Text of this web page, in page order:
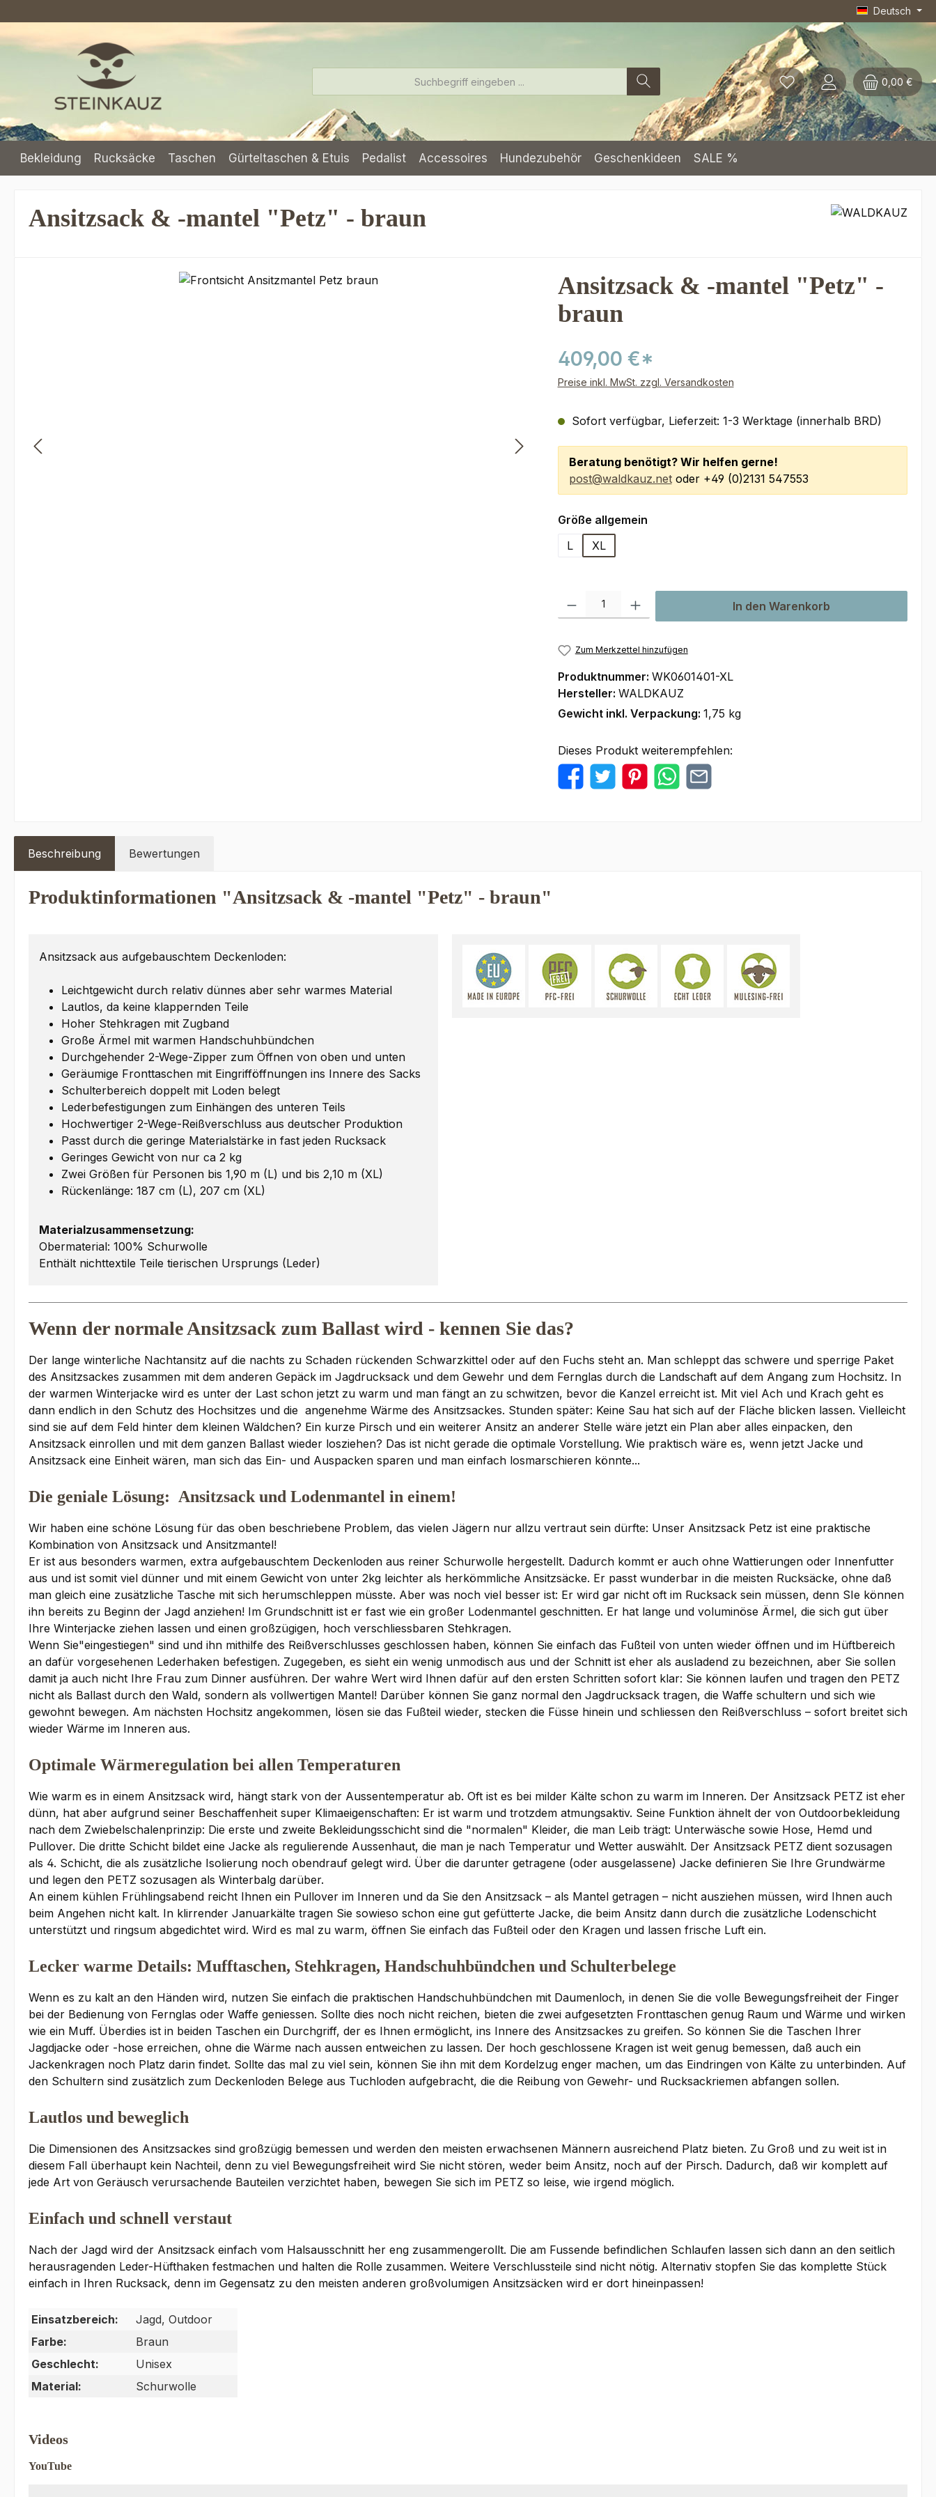
Deutsch
0,00 €
Bekleidung Rucksäcke Taschen Gürteltaschen & Etuis Pedalist Accessoires Hundezubehör Geschenkideen SALE %
Ansitzsack & -mantel "Petz" - braun
Ansitzsack & -mantel "Petz" -
braun
409,00 €*
Preise inkl. MwSt. zzgl. Versandkosten
Sofort verfügbar, Lieferzeit: 1-3 Werktage (innerhalb BRD)
Beratung benötigt? Wir helfen gerne!
post@waldkauz.netoder +49 (0)2131 547553
Größe allgemeinauswählen
L
XL
Produkt Anzahl: Gib den gewünschten Wert ein oder benutze die Schaltflächen
In den Warenkorb
Zum Merkzettel hinzufügen
Produktnummer: WK0601401-XL
Hersteller: WALDKAUZ
Gewicht inkl. Verpackung: 1,75 kg
Dieses Produkt weiterempfehlen:
Beschreibung Bewertungen
Produktinformationen "Ansitzsack & -mantel "Petz" - braun"
Ansitzsack aus aufgebauschtem Deckenloden:
Leichtgewicht durch relativ dünnes aber sehr warmes Material
Lautlos, da keine klappernden Teile
Hoher Stehkragen mit Zugband
Große Ärmel mit warmen Handschuhbündchen
Durchgehender 2-Wege-Zipper zum Öffnen von oben und unten
Geräumige Fronttaschen mit Eingrifföffnungen ins Innere des Sacks
Schulterbereich doppelt mit Loden belegt
Lederbefestigungen zum Einhängen des unteren Teils
Hochwertiger 2-Wege-Reißverschluss aus deutscher Produktion
Passt durch die geringe Materialstärke in fast jeden Rucksack
Geringes Gewicht von nur ca 2 kg
Zwei Größen für Personen bis 1,90 m (L) und bis 2,10 m (XL)
Rückenlänge: 187 cm (L), 207 cm (XL)
Materialzusammensetzung:
Obermaterial: 100% Schurwolle
Enthält nichttextile Teile tierischen Ursprungs (Leder)
Wenn der normale Ansitzsack zum Ballast wird - kennen Sie das?
Der lange winterliche Nachtansitz auf die nachts zu Schaden rückenden Schwarzkittel oder auf den Fuchs steht an. Man schleppt das schwere und sperrige Paket
des Ansitzsackes zusammen mit dem anderen Gepäck im Jagdrucksack und dem Gewehr und dem Fernglas durch die Landschaft auf dem Angang zum Hochsitz. In
der warmen Winterjacke wird es unter der Last schon jetzt zu warm und man fängt an zu schwitzen, bevor die Kanzel erreicht ist. Mit viel Ach und Krach geht es
dann endlich in den Schutz des Hochsitzes und die angenehme Wärme des Ansitzsackes. Stunden später: Keine Sau hat sich auf der Fläche blicken lassen. Vielleicht
sind sie auf dem Feld hinter dem kleinen Wäldchen? Ein kurze Pirsch und ein weiterer Ansitz an anderer Stelle wäre jetzt ein Plan aber alles einpacken, den
Ansitzsack einrollen und mit dem ganzen Ballast wieder losziehen? Das ist nicht gerade die optimale Vorstellung. Wie praktisch wäre es, wenn jetzt Jacke und
Ansitzsack eine Einheit wären, man sich das Ein- und Auspacken sparen und man einfach losmarschieren könnte...
Die geniale Lösung: Ansitzsack und Lodenmantel in einem!
Wir haben eine schöne Lösung für das oben beschriebene Problem, das vielen Jägern nur allzu vertraut sein dürfte: Unser Ansitzsack Petz ist eine praktische
Kombination von Ansitzsack und Ansitzmantel!
Er ist aus besonders warmen, extra aufgebauschtem Deckenloden aus reiner Schurwolle hergestellt. Dadurch kommt er auch ohne Wattierungen oder Innenfutter
aus und ist somit viel dünner und mit einem Gewicht von unter 2kg leichter als herkömmliche Ansitzsäcke. Er passt wunderbar in die meisten Rucksäcke, ohne daß
man gleich eine zusätzliche Tasche mit sich herumschleppen müsste. Aber was noch viel besser ist: Er wird gar nicht oft im Rucksack sein müssen, denn SIe können
ihn bereits zu Beginn der Jagd anziehen! Im Grundschnitt ist er fast wie ein großer Lodenmantel geschnitten. Er hat lange und voluminöse Ärmel, die sich gut über
Ihre Winterjacke ziehen lassen und einen großzügigen, hoch verschliessbaren Stehkragen.
Wenn Sie"eingestiegen" sind und ihn mithilfe des Reißverschlusses geschlossen haben, können Sie einfach das Fußteil von unten wieder öffnen und im Hüftbereich
an dafür vorgesehenen Lederhaken befestigen. Zugegeben, es sieht ein wenig unmodisch aus und der Schnitt ist eher als ausladend zu bezeichnen, aber Sie sollen
damit ja auch nicht Ihre Frau zum Dinner ausführen. Der wahre Wert wird Ihnen dafür auf den ersten Schritten sofort klar: Sie können laufen und tragen den PETZ
nicht als Ballast durch den Wald, sondern als vollwertigen Mantel! Darüber können Sie ganz normal den Jagdrucksack tragen, die Waffe schultern und sich wie
gewohnt bewegen. Am nächsten Hochsitz angekommen, lösen sie das Fußteil wieder, stecken die Füsse hinein und schliessen den Reißverschluss – sofort breitet sich
wieder Wärme im Inneren aus.
Optimale Wärmeregulation bei allen Temperaturen
Wie warm es in einem Ansitzsack wird, hängt stark von der Aussentemperatur ab. Oft ist es bei milder Kälte schon zu warm im Inneren. Der Ansitzsack PETZ ist eher
dünn, hat aber aufgrund seiner Beschaffenheit super Klimaeigenschaften: Er ist warm und trotzdem atmungsaktiv. Seine Funktion ähnelt der von Outdoorbekleidung
nach dem Zwiebelschalenprinzip: Die erste und zweite Bekleidungsschicht sind die "normalen" Kleider, die man Leib trägt: Unterwäsche sowie Hose, Hemd und
Pullover. Die dritte Schicht bildet eine Jacke als regulierende Aussenhaut, die man je nach Temperatur und Wetter auswählt. Der Ansitzsack PETZ dient sozusagen
als 4. Schicht, die als zusätzliche Isolierung noch obendrauf gelegt wird. Über die darunter getragene (oder ausgelassene) Jacke definieren Sie Ihre Grundwärme
und legen den PETZ sozusagen als Winterbalg darüber.
An einem kühlen Frühlingsabend reicht Ihnen ein Pullover im Inneren und da Sie den Ansitzsack – als Mantel getragen – nicht ausziehen müssen, wird Ihnen auch
beim Angehen nicht kalt. In klirrender Januarkälte tragen Sie sowieso schon eine gut gefütterte Jacke, die beim Ansitz dann durch die zusätzliche Lodenschicht
unterstützt und ringsum abgedichtet wird. Wird es mal zu warm, öffnen Sie einfach das Fußteil oder den Kragen und lassen frische Luft ein.
Lecker warme Details: Mufftaschen, Stehkragen, Handschuhbündchen und Schulterbelege
Wenn es zu kalt an den Händen wird, nutzen Sie einfach die praktischen Handschuhbündchen mit Daumenloch, in denen Sie die volle Bewegungsfreiheit der Finger
bei der Bedienung von Fernglas oder Waffe geniessen. Sollte dies noch nicht reichen, bieten die zwei aufgesetzten Fronttaschen genug Raum und Wärme und wirken
wie ein Muff. Überdies ist in beiden Taschen ein Durchgriff, der es Ihnen ermöglicht, ins Innere des Ansitzsackes zu greifen. So können Sie die Taschen Ihrer
Jagdjacke oder -hose erreichen, ohne die Wärme nach aussen entweichen zu lassen. Der hoch geschlossene Kragen ist weit genug bemessen, daß auch ein
Jackenkragen noch Platz darin findet. Sollte das mal zu viel sein, können Sie ihn mit dem Kordelzug enger machen, um das Eindringen von Kälte zu unterbinden. Auf
den Schultern sind zusätzlich zum Deckenloden Belege aus Tuchloden aufgebracht, die die Reibung von Gewehr- und Rucksackriemen abfangen sollen.
Lautlos und beweglich
Die Dimensionen des Ansitzsackes sind großzügig bemessen und werden den meisten erwachsenen Männern ausreichend Platz bieten. Zu Groß und zu weit ist in
diesem Fall überhaupt kein Nachteil, denn zu viel Bewegungsfreiheit wird Sie nicht stören, weder beim Ansitz, noch auf der Pirsch. Dadurch, daß wir komplett auf
jede Art von Geräusch verursachende Bauteilen verzichtet haben, bewegen Sie sich im PETZ so leise, wie irgend möglich.
Einfach und schnell verstaut
Nach der Jagd wird der Ansitzsack einfach vom Halsausschnitt her eng zusammengerollt. Die am Fussende befindlichen Schlaufen lassen sich dann an den seitlich
herausragenden Leder-Hüfthaken festmachen und halten die Rolle zusammen. Weitere Verschlussteile sind nicht nötig. Alternativ stopfen Sie das komplette Stück
einfach in Ihren Rucksack, denn im Gegensatz zu den meisten anderen großvolumigen Ansitzsäcken wird er dort hineinpassen!
Einsatzbereich:
Jagd, Outdoor
Farbe:
Braun
Geschlecht:
Unisex
Material:
Schurwolle
Videos
YouTube